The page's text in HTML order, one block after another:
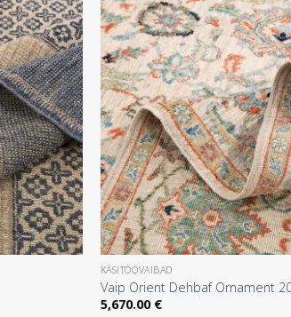
KÄSITÖÖVAIBAD
Vaip Orient Dehbaf Ornament
5,670.00 €